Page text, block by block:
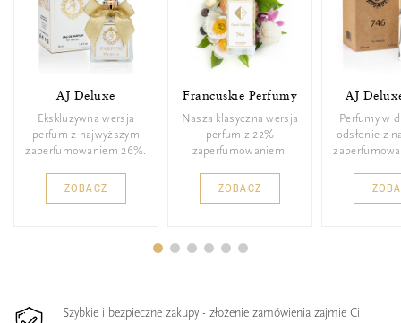
AJ Deluxe
Ekskluzywna wersja
perfum z najwyższym
zaperfumowaniem 26%.
ZOBACZ
Francuskie Perfumy
Nasza klasyczna wersja
perfum z 22%
zaperfumowaniem.
ZOBACZ
AJ
Perfumy w
odsłonie z
Szybkie i bezpieczne zakupy - złożenie zamówienia zajmie Ci